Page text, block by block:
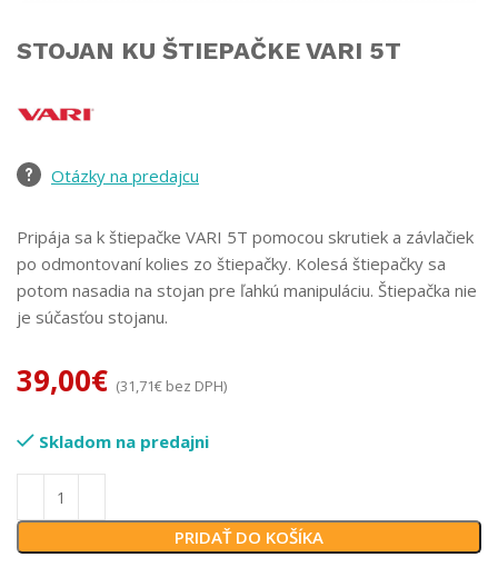
STOJAN KU ŠTIEPAČKE VARI 5T
Otázky na predajcu
Pripája sa k štiepačke VARI 5T pomocou skrutiek a závlačiek
po odmontovaní kolies zo štiepačky. Kolesá štiepačky sa
potom nasadia na stojan pre ľahkú manipuláciu. Štiepačka nie
je súčasťou stojanu.
39,00€ (31,71€ bez DPH)
Skladom na predajni
PRIDAŤ DO KOŠÍKA